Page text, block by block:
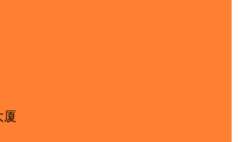
厦